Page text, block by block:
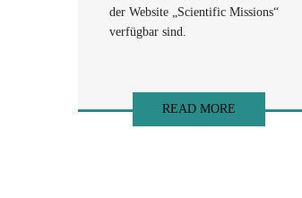
der Website „Scientific Missions“
verfügbar sind.
READ MORE